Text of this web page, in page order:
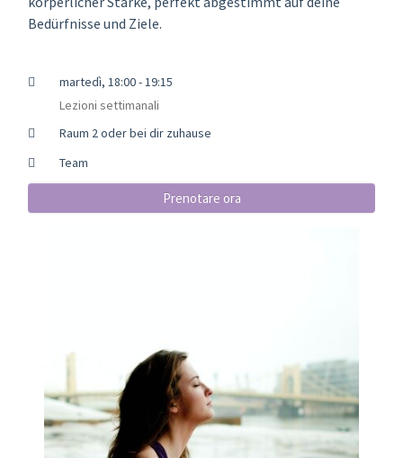
Bedürfnisse und Ziele.
martedì, 18:00 - 19:15
Lezioni settimanali
Raum 2 oder bei dir zuhause
Team
Prenotare ora